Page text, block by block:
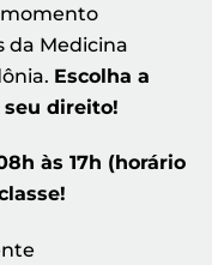
momento
da Medicina
Escolha a
direito!
às 17h (horário